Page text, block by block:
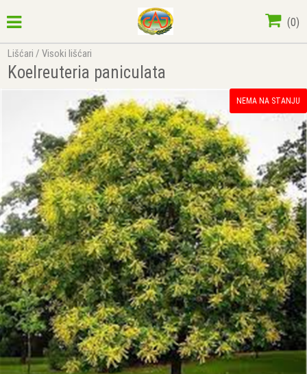
(0)
Lišćari /Visoki lišćari
Koelreuteria paniculata
NEMA NA STANJU